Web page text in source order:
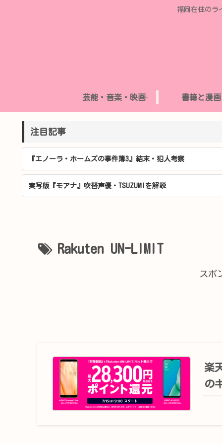
福岡在住のラ
芸能・音楽・映画 書籍と漫画
注目記事
『エノーラ・ホームズの事件簿3』結末・犯人考察
実写版『モアナ』吹替声優・TSUZUMIを解説
Rakuten UN-LIMIT
スポ
楽
の